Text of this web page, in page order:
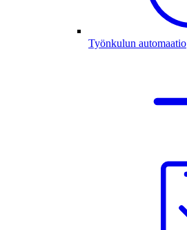
Työnkulun automaatio